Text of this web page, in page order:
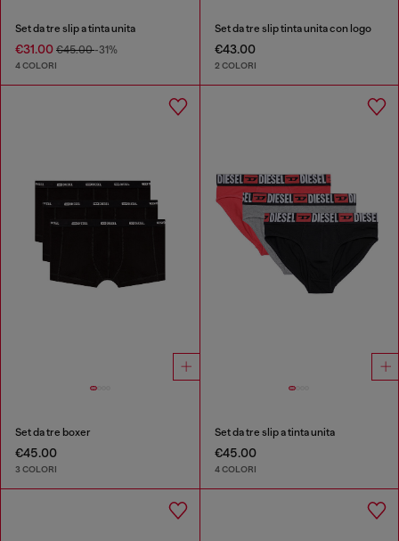
Set da tre slip a tinta unita
€31.00 €45.00-31%
4 COLORI
Set da tre slip tinta unita con logo
€43.00
2 COLORI
Set da tre boxer
€45.00
3 COLORI
Set da tre slip a tinta unita
€45.00
4 COLORI